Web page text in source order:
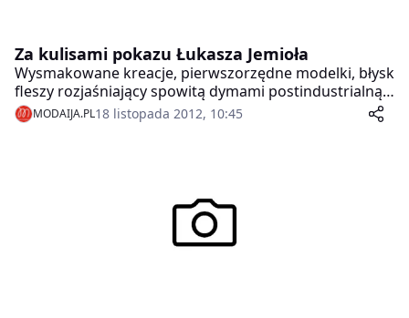
Za kulisami pokazu Łukasza Jemioła
Wysmakowane kreacje, pierwszorzędne modelki, błysk
fleszy rozjaśniający spowitą dymami postindustrialną
halę, ogromne logo na telebimach – taką oprawę
przygotował Łukasz Jemioł na pokaz swojej kolekcji na
MODAIJA.PL18 listopada 2012, 10:45